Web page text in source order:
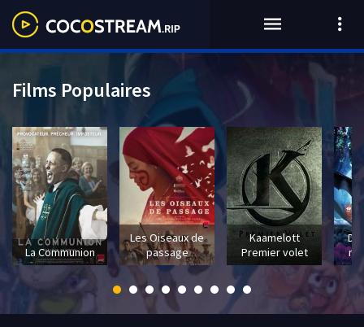
Films Populaires
La Communion
Les Oiseaux de
passage
Kaamelott
Premier volet